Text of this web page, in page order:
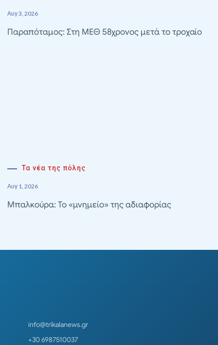
Αυγ 3, 2026
Παραπόταμος: Στη ΜΕΘ 58χρονος μετά το τροχαίο
Τα νέα της πόλης
Αυγ 1, 2026
Μπαλκούρα: Το «μνημείο» της αδιαφορίας
info@trikalanews.gr
+30 6987510037